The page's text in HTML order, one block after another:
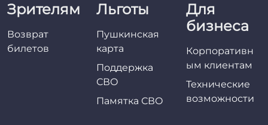
Зрителям
Возврат
билетов
Льготы
Пушкинская
карта
Поддержка
СВО
Памятка СВО
Для
бизнеса
Корпоративн
ым клиентам
Технические
возможности